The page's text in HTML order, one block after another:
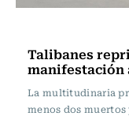
Talibanes
manifestación
La multitudinaria
menos dos